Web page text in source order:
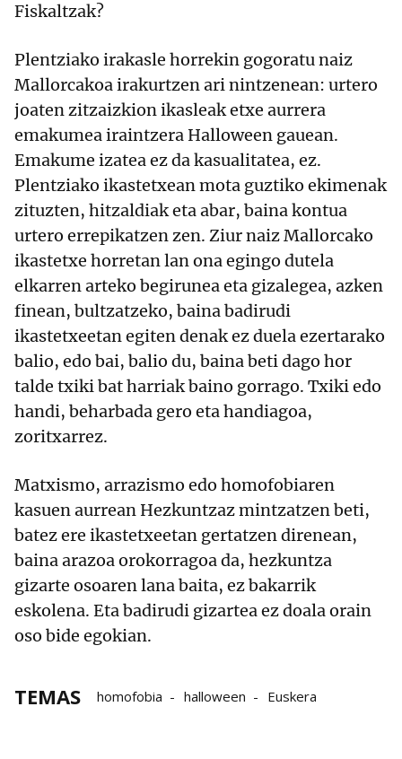
Fiskaltzak?
Plentziako irakasle horrekin gogoratu naiz
Mallorcakoa irakurtzen ari nintzenean: urtero
joaten zitzaizkion ikasleak etxe aurrera
emakumea iraintzera Halloween gauean.
Emakume izatea ez da kasualitatea, ez.
Plentziako ikastetxean mota guztiko ekimenak
zituzten, hitzaldiak eta abar, baina kontua
urtero errepikatzen zen. Ziur naiz Mallorcako
ikastetxe horretan lan ona egingo dutela
elkarren arteko begirunea eta gizalegea, azken
finean, bultzatzeko, baina badirudi
ikastetxeetan egiten denak ez duela ezertarako
balio, edo bai, balio du, baina beti dago hor
talde txiki bat harriak baino gorrago. Txiki edo
handi, beharbada gero eta handiagoa,
zoritxarrez.
Matxismo, arrazismo edo homofobiaren
kasuen aurrean Hezkuntzaz mintzatzen beti,
batez ere ikastetxeetan gertatzen direnean,
baina arazoa orokorragoa da, hezkuntza
gizarte osoaren lana baita, ez bakarrik
eskolena. Eta badirudi gizartea ez doala orain
oso bide egokian.
TEMAS homofobia halloween Euskera